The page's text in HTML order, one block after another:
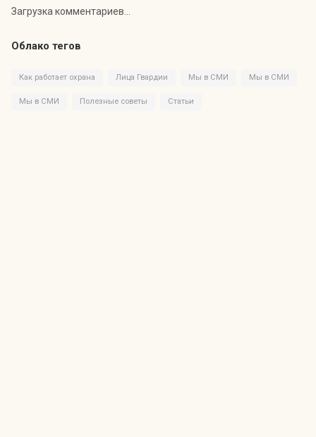
Загрузка комментариев...
Облако тегов
Как работает охрана Лица Гвардии Мы в СМИ Мы в СМИ
Мы в СМИ Полезные советы Статьи